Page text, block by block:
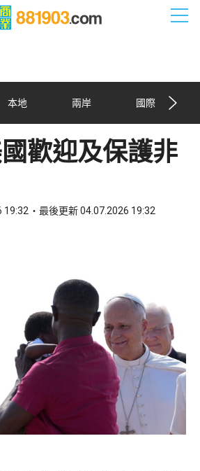
本地 兩岸 國際
歡迎及保護非
19:32 最後更新 04.07.2026 19:32